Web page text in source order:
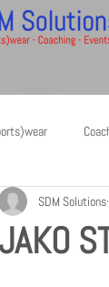
JAKO
SDM Solutions